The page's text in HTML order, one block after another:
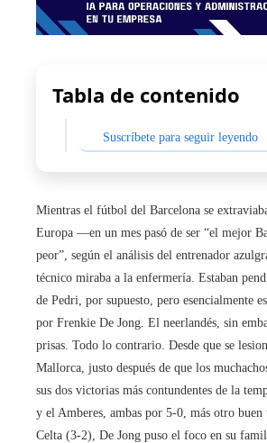
Tabla de contenido
Suscríbete para seguir leyendo
Mientras el fútbol del Barcelona se
Europa —en un mes pasó de ser “el mejor
peor”, según el análisis del entrenador
técnico miraba a la enfermería. Estaban
de Pedri, por supuesto, pero esencialmente
por Frenkie De Jong. El neerlandés, sin
prisas. Todo lo contrario. Desde que se
Mallorca, justo después de que los
sus dos victorias más contundentes de la
y el Amberes, ambas por 5-0, más otro
Celta (3-2), De Jong puso el foco en su